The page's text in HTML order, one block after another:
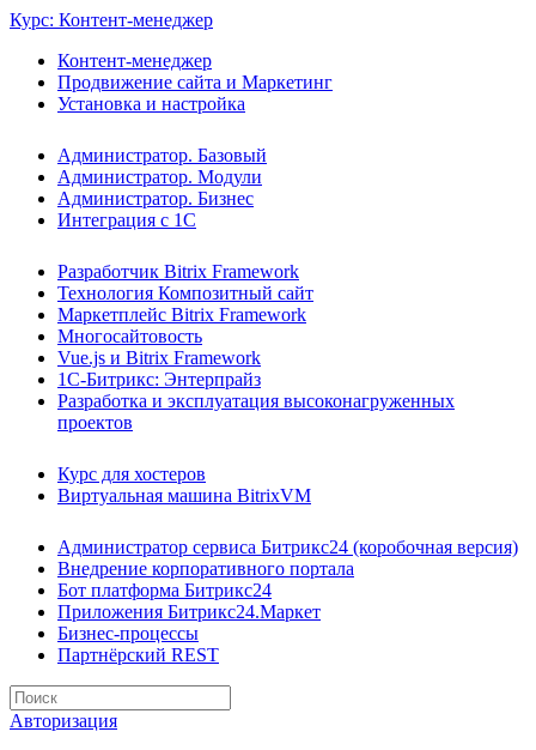
Курс: Контент-менеджер
Контент-менеджер
Продвижение сайта и Маркетинг
Установка и настройка
Администратор. Базовый
Администратор. Модули
Администратор. Бизнес
Интеграция с 1С
Разработчик Bitrix Framework
Технология Композитный сайт
Маркетплейс Bitrix Framework
Многосайтовость
Vue.js и Bitrix Framework
1С-Битрикс: Энтерпрайз
Разработка и эксплуатация высоконагруженных
проектов
Курс для хостеров
Виртуальная машина BitrixVM
Администратор сервиса Битрикс24 (коробочная версия)
Внедрение корпоративного портала
Бот платформа Битрикс24
Приложения Битрикс24.Маркет
Бизнес-процессы
Партнёрский REST
Авторизация